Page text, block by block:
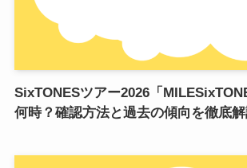
SixTONESツアー2026「
何時？確認方法と過去の傾向を徹底